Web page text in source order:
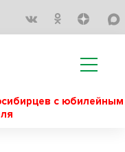
с юбилейным